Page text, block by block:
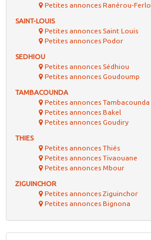
Petites annonces Ranérou-Ferlo
SAINT-LOUIS
Petites annonces Saint Louis
Petites annonces Podor
SEDHIOU
Petites annonces Sédhiou
Petites annonces Goudoump
TAMBACOUNDA
Petites annonces Tambacounda
Petites annonces Bakel
Petites annonces Goudiry
THIES
Petites annonces Thiés
Petites annonces Tivaouane
Petites annonces Mbour
ZIGUINCHOR
Petites annonces Ziguinchor
Petites annonces Bignona